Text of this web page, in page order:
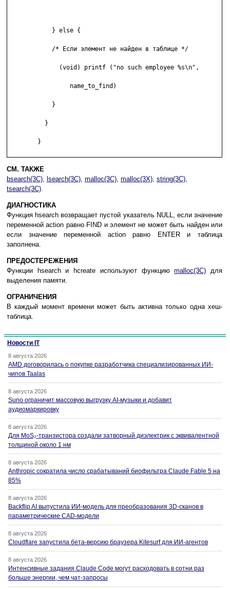
СМ. ТАКЖЕ
bsearch(3C), lsearch(3C), malloc(3C), malloc(3X), string(3C),
tsearch(3C).
ДИАГНОСТИКА
Функция hsearch возвращает пустой указатель NULL, если значение
переменной action равно FIND и элемент не может быть найден или
если значение переменной action равно ENTER и таблица
заполнена.
ПРЕДОСТЕРЕЖЕНИЯ
Функции hsearch и hcreate используют функциюmalloc(3C) для
выделения памяти.
ОГРАНИЧЕНИЯ
В каждый момент времени может быть активна только одна хеш-
таблица.
Новости IT
8 августа 2026
AMD договорилась о покупке разработчика специализированных ИИ-
чипов Taalas
8 августа 2026
Suno ограничит массовую выгрузку AI-музыки и добавит
аудиомаркировку
8 августа 2026
Для MoS₂-транзистора создали затворный диэлектрик с эквивалентной
толщиной около 1 нм
8 августа 2026
Anthropic сократила число срабатываний биофильтра Claude Fable 5 на
85%
8 августа 2026
Backflip AI выпустила ИИ-модель для преобразования 3D-сканов в
параметрические CAD-модели
8 августа 2026
Cloudflare запустила бета-версию браузера Kitesurf для ИИ-агентов
8 августа 2026
Интенсивные задания Claude Code могут расходовать в сотни раз
больше энергии, чем чат-запросы